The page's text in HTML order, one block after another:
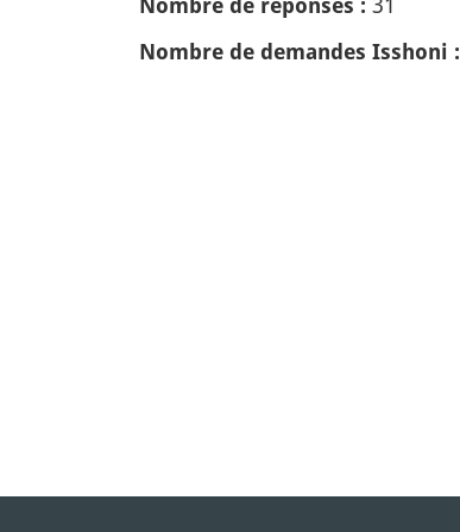
Nombre de demandes Isshoni :